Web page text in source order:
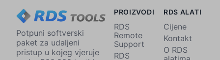
Potpuni softverski
paket za udaljeni
pristup u kojeg vjeruje
PROIZVODI
RDS
Remote
Support
RDS
RDS ALATI
Cijene
Kontakt
O RDS